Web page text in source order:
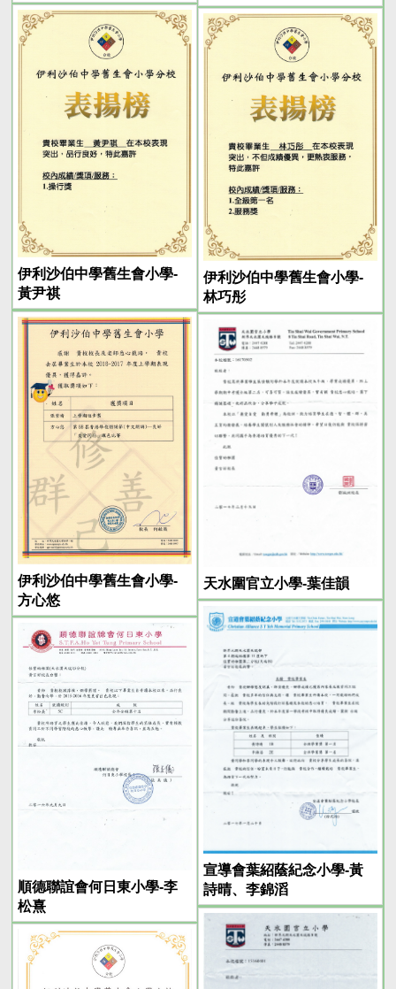
伊利沙伯中學舊生會小學-
黃尹祺
伊利沙伯中學舊生會小學-
林巧彤
伊利沙伯中學舊生會小學-
方心悠
天水圍官立小學-葉佳韻
宣導會葉紹蔭紀念小學-黃
詩晴、李錦滔
順德聯誼會何日東小學-李
松熹